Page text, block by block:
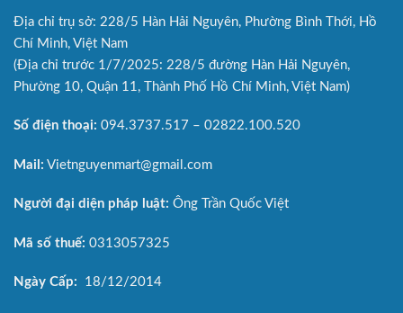
Địa chỉ trụ sở: 228/5 Hàn Hải Nguyên, Phường Bình Thới, Hồ
Chí Minh, Việt Nam
(Địa chỉ trước 1/7/2025: 228/5 đường Hàn Hải Nguyên,
Phường 10, Quận 11, Thành Phố Hồ Chí Minh, Việt Nam)
Số điện thoại: 094.3737.517 – 02822.100.520
Mail: Vietnguyenmart@gmail.com
Người đại diện pháp luật: Ông Trần Quốc Việt
Mã số thuế: 0313057325
Ngày Cấp: 18/12/2014